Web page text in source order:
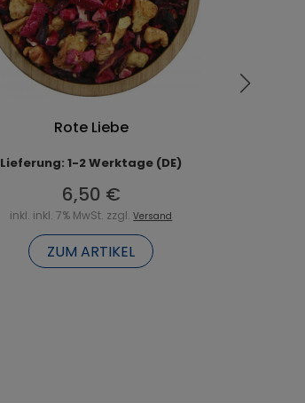
Rote Liebe
Lieferung: 1-2 Werktage (DE)
6,50 €
inkl. inkl. 7% MwSt. zzgl.Versand
ZUM ARTIKEL